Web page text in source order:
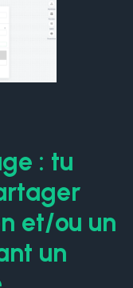
: tu
et/ou un
un